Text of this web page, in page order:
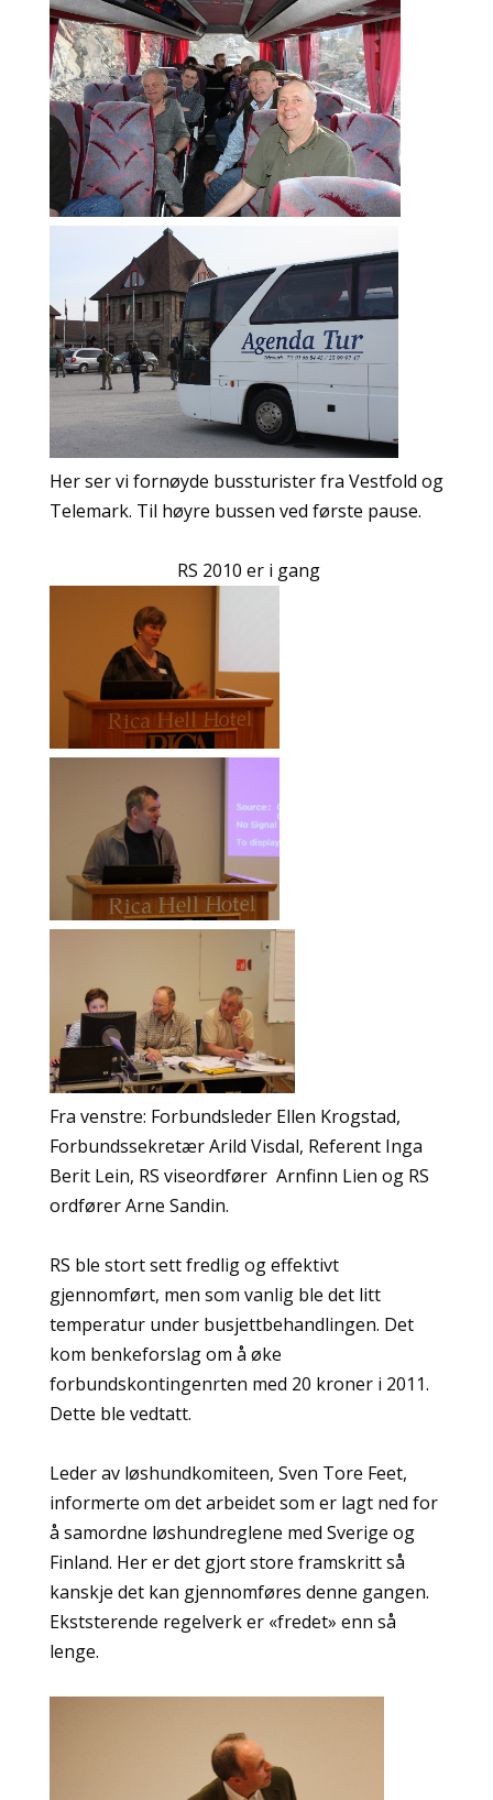
Her ser vi fornøyde bussturister fra Vestfold og
Telemark. Til høyre bussen ved første pause.
RS 2010 er i gang
Fra venstre: Forbundsleder Ellen Krogstad,
Forbundssekretær Arild Visdal, Referent Inga
Berit Lein, RS viseordfører Arnfinn Lien og RS
ordfører Arne Sandin.
RS ble stort sett fredlig og effektivt
gjennomført, men som vanlig ble det litt
temperatur under busjettbehandlingen. Det
kom benkeforslag om å øke
forbundskontingenrten med 20 kroner i 2011.
Dette ble vedtatt.
Leder av løshundkomiteen, Sven Tore Feet,
informerte om det arbeidet som er lagt ned for
å samordne løshundreglene med Sverige og
Finland. Her er det gjort store framskritt så
kanskje det kan gjennomføres denne gangen.
Ekststerende regelverk er «fredet» enn så
lenge.